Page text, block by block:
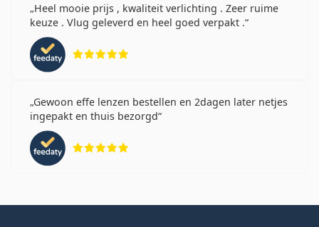
Heel mooie prijs , kwaliteit verlichting . Zeer ruime
keuze . Vlug geleverd en heel goed verpakt .
Gewoon effe lenzen bestellen en 2dagen later netjes
ingepakt en thuis bezorgd